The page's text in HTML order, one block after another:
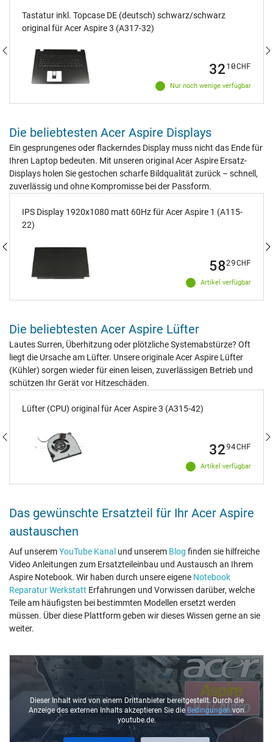
Tastatur inkl. Topcase DE (deutsch) schwarz/schwarz
original für Acer Aspire 3 (A317-32)
Nur noch wenige verfügbar
3210CHF
Die beliebtesten Acer Aspire Displays
Ein gesprungenes oder flackerndes Display muss nicht das Ende für
Ihren Laptop bedeuten. Mit unseren original Acer Aspire Ersatz-
Displays holen Sie gestochen scharfe Bildqualität zurück – schnell,
zuverlässig und ohne Kompromisse bei der Passform.
IPS Display 1920x1080 matt 60Hz für Acer Aspire 1 (A115-
22)
Artikel verfügbar
5829CHF
Die beliebtesten Acer Aspire Lüfter
Lautes Surren, Überhitzung oder plötzliche Systemabstürze? Oft
liegt die Ursache am Lüfter. Unsere originale Acer Aspire Lüfter
(Kühler) sorgen wieder für einen leisen, zuverlässigen Betrieb und
schützen Ihr Gerät vor Hitzeschäden.
Lüfter (CPU) original für Acer Aspire 3 (A315-42)
Artikel verfügbar
3294CHF
Das gewünschte Ersatzteil für Ihr Acer Aspire
austauschen
Auf unseremYouTube Kanal und unserem Blog finden sie hilfreiche
Video Anleitungen zum Ersatzteileinbau und Austausch an Ihrem
Aspire Notebook. Wir haben durch unsere eigene Notebook
Reparatur Werkstatt Erfahrungen und Vorwissen darüber, welche
Teile am häufigsten bei bestimmten Modellen ersetzt werden
müssen. Über diese Plattform geben wir dieses Wissen gerne an sie
weiter.
Dieser Inhalt wird von einem Drittanbieter bereitgestellt. Durch die
Anzeige des externen Inhalts akzeptieren Sie die Bedingungen von
youtube.de.